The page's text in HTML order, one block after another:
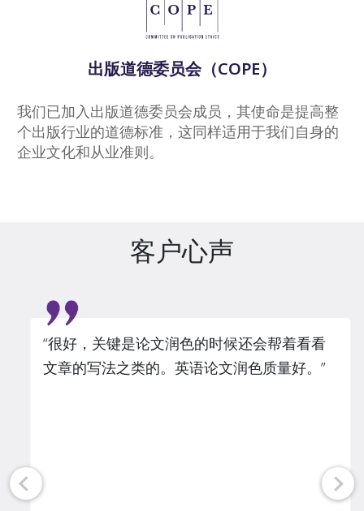
出版道德委员会（COPE）
我们已加入出版道德委员会成员，其使命是提高整
个出版行业的道德标准，这同样适用于我们自身的
企业文化和从业准则。
客户心声
Slide 3 of 3
“很好，关键是论文润色的时候还会帮着看看
文章的写法之类的。英语论文润色质量好。”